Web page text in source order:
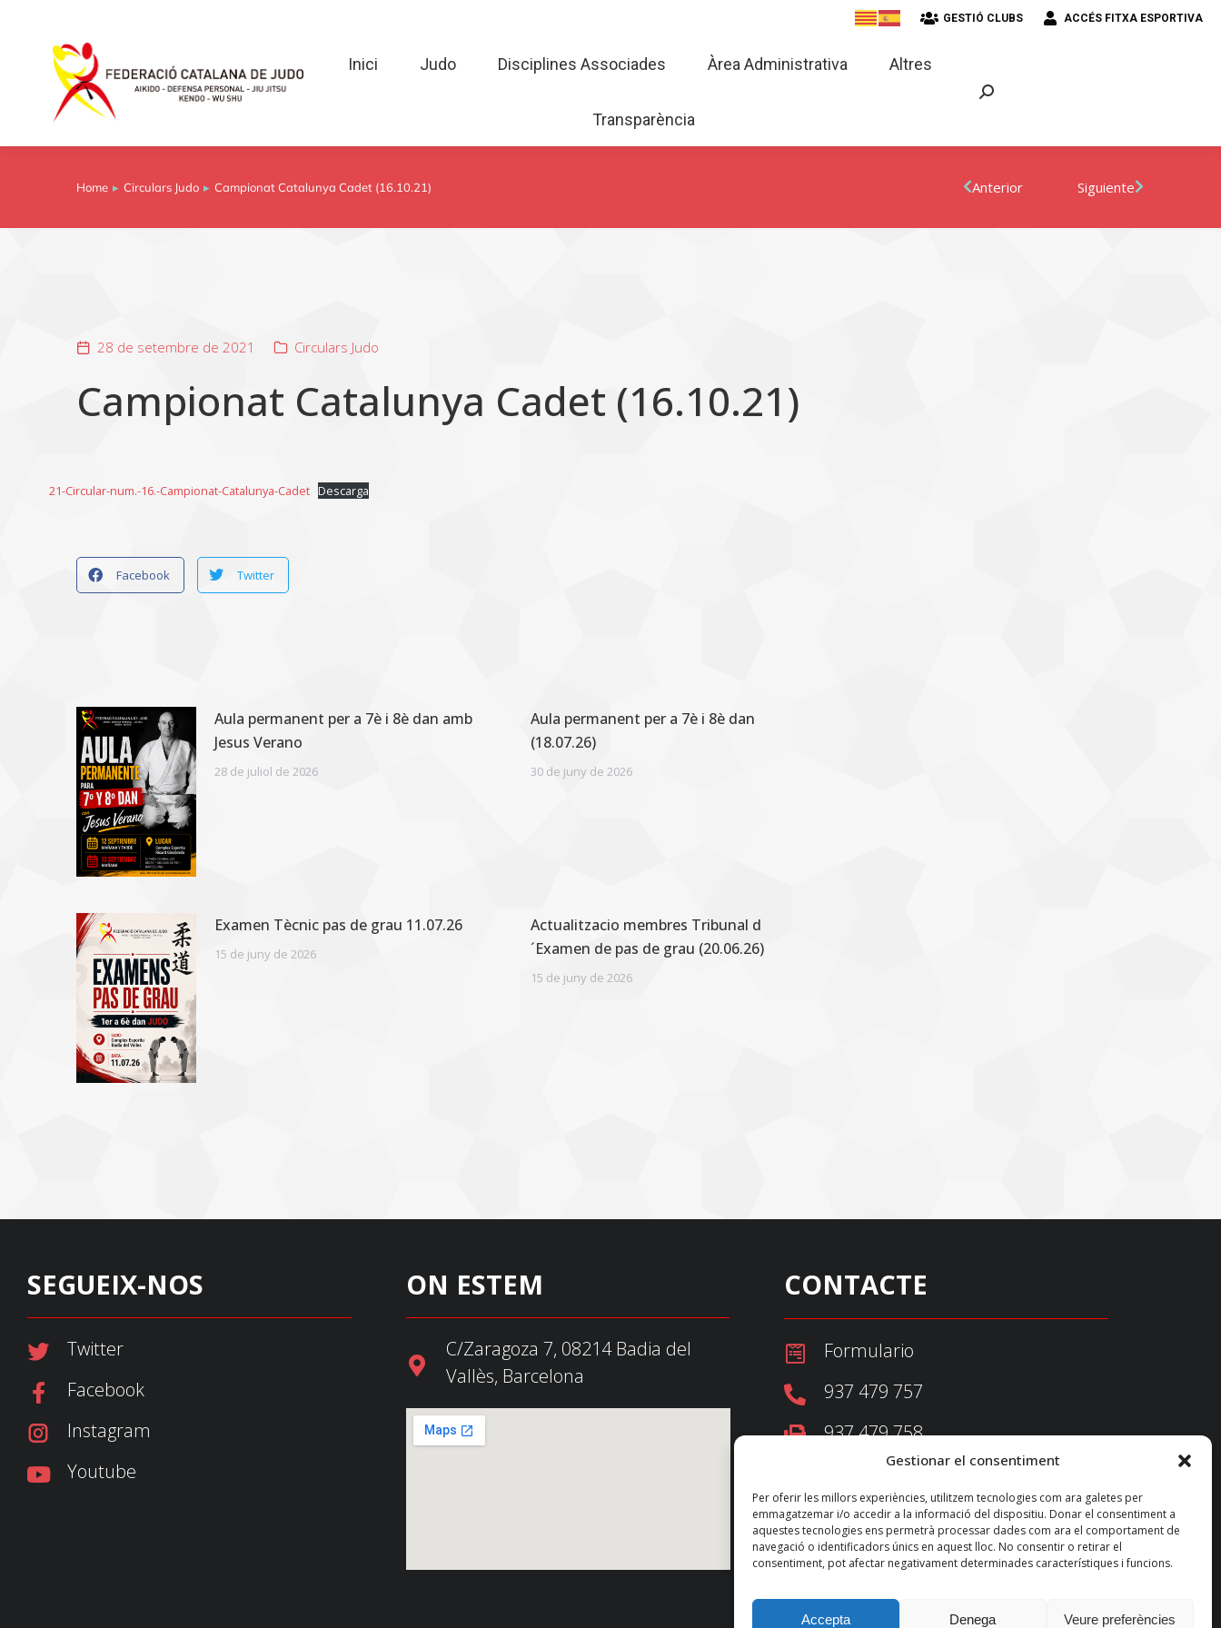
Gestionar el consentiment
Per oferir les millors experiències, utilitzem tecnologies com ara galetes per
emmagatzemar i/o accedir a la informació del dispositiu. Donar el consentiment a
aquestes tecnologies ens permetrà processar dades com ara el comportament de
navegació o identificadors únics en aquest lloc. No consentir o retirar el
consentiment, pot afectar negativament determinades característiques i funcions.
Accepta Denega Veure preferències
GESTIÓ CLUBS ACCÉS FITXA ESPORTIVA
Inici Judo Disciplines Associades Àrea Administrativa Altres
Transparència
You are here:
Home Circulars Judo Campionat Catalunya Cadet (16.10.21) Anterior Siguiente
28 de setembre de 2021 Circulars Judo
Campionat Catalunya Cadet (16.10.21)
21-Circular-num.-16.-Campionat-Catalunya-Cadet Descarga
Facebook Twitter
Aula permanent per a 7è i 8è dan amb
Jesus Verano
28 de juliol de 2026
Aula permanent per a 7è i 8è dan
(18.07.26)
30 de juny de 2026
Examen Tècnic pas de grau 11.07.26
15 de juny de 2026
Actualitzacio membres Tribunal d
´Examen de pas de grau (20.06.26)
15 de juny de 2026
SEGUEIX-NOS
Twitter
Facebook
Instagram
Youtube
ON ESTEM
C/Zaragoza 7, 08214 Badia del
Vallès, Barcelona
CONTACTE
Formulario
937 479 757
937 479 758
federacio@fedecatjudo.cat
Àrea Administrativa Altres